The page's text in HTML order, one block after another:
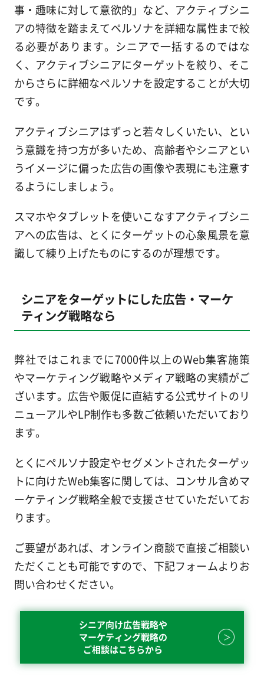
事・趣味に対して意欲的」など、アクティブシニ
アの特徴を踏まえてペルソナを詳細な属性まで絞
る必要があります。シニアで一括するのではな
く、アクティブシニアにターゲットを絞り、そこ
からさらに詳細なペルソナを設定することが大切
です。
アクティブシニアはずっと若々しくいたい、とい
う意識を持つ方が多いため、高齢者やシニアとい
うイメージに偏った広告の画像や表現にも注意す
るようにしましょう。
スマホやタブレットを使いこなすアクティブシニ
アへの広告は、とくにターゲットの心象風景を意
識して練り上げたものにするのが理想です。
シニアをターゲットにした広告・マーケ
ティング戦略なら
弊社ではこれまでに7000件以上のWeb集客施策
やマーケティング戦略やメディア戦略の実績がご
ざいます。広告や販促に直結する公式サイトのリ
ニューアルやLP制作も多数ご依頼いただいており
ます。
とくにペルソナ設定やセグメントされたターゲッ
トに向けたWeb集客に関しては、コンサル含めマ
ーケティング戦略全般で支援させていただいてお
ります。
ご要望があれば、オンライン商談で直接ご相談い
ただくことも可能ですので、下記フォームよりお
問い合わせください。
シニア向け広告戦略や
マーケティング戦略の
ご相談はこちらから